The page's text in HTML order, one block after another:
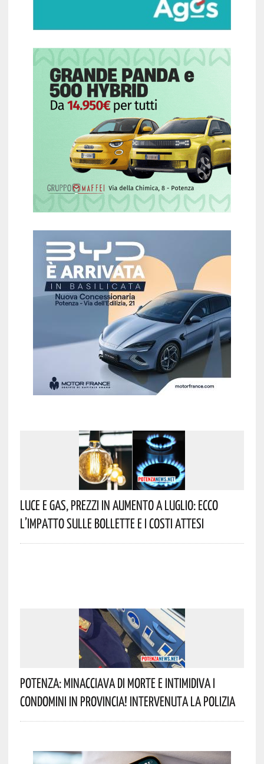
Luce E Gas, Prezzi In Aumento A Luglio: Ecco
L’impatto Sulle Bollette E I Costi Attesi
Potenza: Minacciava Di Morte E Intimidiva I
Condomini In Provincia! Intervenuta La Polizia